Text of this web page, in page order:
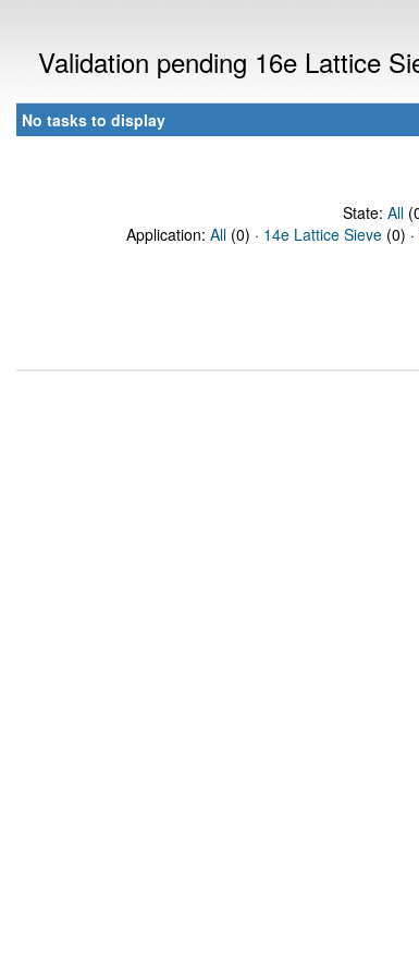
Validation pending 16e Lattice
No tasks to display
State: All
Application: All (0) · 14e Lattice Sieve (0) ·